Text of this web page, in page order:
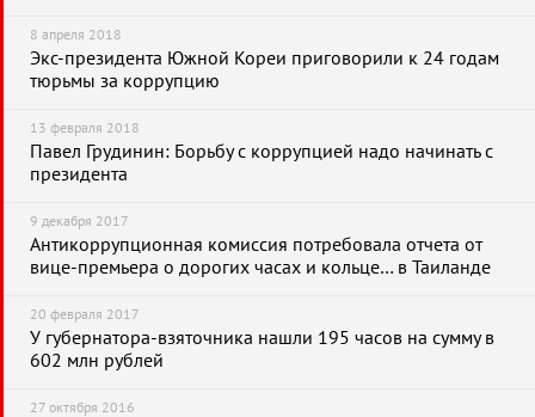
8 апреля 2018
Экс-президента Южной Кореи приговорили к 24 годам
тюрьмы за коррупцию
13 февраля 2018
Павел Грудинин: Борьбу с коррупцией надо начинать с
президента
9 декабря 2017
Антикоррупционная комиссия потребовала отчета от
вице-премьера о дорогих часах и кольце… в Таиланде
20 февраля 2017
У губернатора-взяточника нашли 195 часов на сумму в
602 млн рублей
27 октября 2016